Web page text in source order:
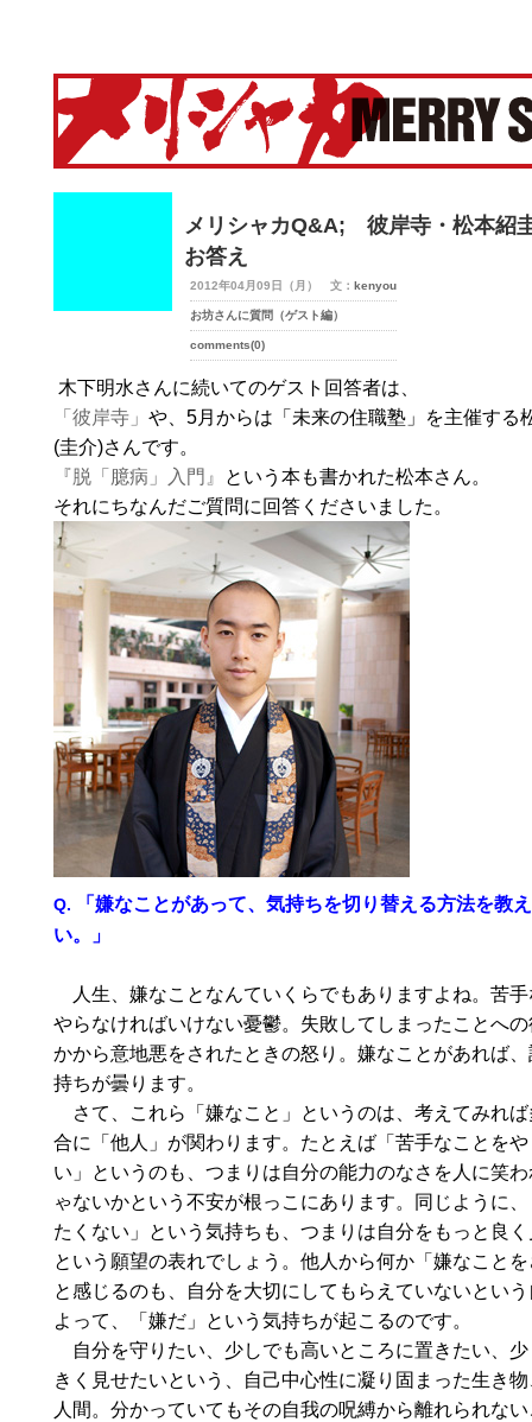
メリシャカQ&A; 彼岸寺・松本紹
お答え
2012年04月09日（月） 文： kenyou
お坊さんに質問（ゲスト編）
comments(0)
木下明水さんに続いてのゲスト回答者は、
「彼岸寺」 や、5月からは「未来の住職塾」を主催する
(圭介)さんです。
『脱「臆病」入門』
という本も書かれた松本さん。
それにちなんだご質問に回答くださいました。
Q.
「嫌なことがあって、気持ちを切り替える方法を教
い。」
人生、嫌なことなんていくらでもありますよね。苦
やらなければいけない憂鬱。失敗してしまったことへ
かから意地悪をされたときの怒り。嫌なことがあれば
持ちが曇ります。
さて、これら「嫌なこと」というのは、考えてみれ
合に「他人」が関わります。たとえば「苦手なことを
い」というのも、つまりは自分の能力のなさを人に笑
ゃないかという不安が根っこにあります。同じように
たくない」という気持ちも、つまりは自分をもっと良
という願望の表れでしょう。他人から何か「嫌なこと
と感じるのも、自分を大切にしてもらえていないとい
よって、「嫌だ」という気持ちが起こるのです。
自分を守りたい、少しでも高いところに置きたい、
きく見せたいという、自己中心性に凝り固まった生き
人間。分かっていてもその自我の呪縛から離れられな